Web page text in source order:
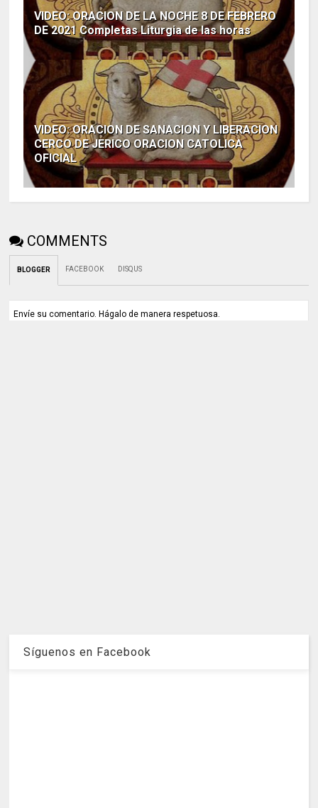
VIDEO: ORACION DE LA NOCHE 8 DE FEBRERO
DE 2021 Completas Liturgia de las horas
VIDEO: ORACION DE SANACION Y LIBERACION
CERCO DE JERICO ORACION CATOLICA
OFICIAL
COMMENTS
BLOGGER FACEBOOK DISQUS
Envíe su comentario. Hágalo de manera respetuosa.
Síguenos en Facebook